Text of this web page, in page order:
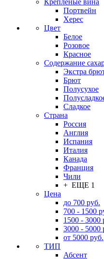
Крепленые вина
Портвейн
Херес
Цвет
Белое
Розовое
Красное
Содержание
Экстра
Брют
Полусухое
Сладкое
Страна
Россия
Англия
Испания
Италия
Канада
Франция
Чили
+ ЕЩЕ 1
Цена
до 700 руб.
700 - 1500
1500 - 3000
3000 - 5000
от 5000 руб.
ТИП
Абсент